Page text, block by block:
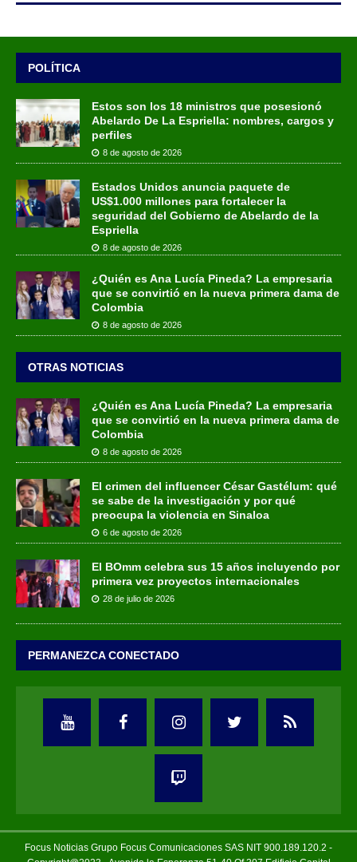
POLÍTICA
Estos son los 18 ministros que posesionó
Abelardo De La Espriella: nombres, cargos y
perfiles
8 de agosto de 2026
Estados Unidos anuncia paquete de
US$1.000 millones para fortalecer la
seguridad del Gobierno de Abelardo de la
Espriella
8 de agosto de 2026
¿Quién es Ana Lucía Pineda? La empresaria
que se convirtió en la nueva primera dama de
Colombia
8 de agosto de 2026
OTRAS NOTICIAS
¿Quién es Ana Lucía Pineda? La empresaria
que se convirtió en la nueva primera dama de
Colombia
8 de agosto de 2026
El crimen del influencer César Gastélum: qué
se sabe de la investigación y por qué
preocupa la violencia en Sinaloa
6 de agosto de 2026
El BOmm celebra sus 15 años incluyendo por
primera vez proyectos internacionales
28 de julio de 2026
PERMANEZCA CONECTADO
Focus Noticias Grupo Focus Comunicaciones SAS NIT 900.189.120.2 -